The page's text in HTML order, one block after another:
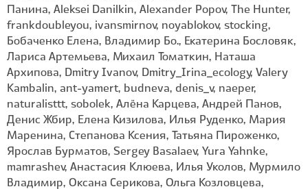
Панина, Aleksei Danilkin, Alexander Popov, The Hunter,
frankdoubleyou, ivansmirnov, noyablokov, stocking,
Бобаченко Елена, Владимир Бо., Екатерина Бословяк,
Лариса Артемьева, Михаил Томаткин, Наташа
Архипова, Dmitry Ivanov, Dmitry_Irina_ecology, Valery
Kambalin, ant-yamert, budneva, denis_v, naeper,
naturalisttt, sobolek, Алёна Карцева, Андрей Панов,
Денис Жбир, Елена Кизилова, Илья Руденко, Мария
Маренина, Степанова Ксения, Татьяна Пироженко,
Ярослав Бурматов, Sergey Basalaev, Yura Yahnke,
mamrashev, Анастасия Клюева, Илья Уколов, Мурмило
Владимир, Оксана Серикова, Ольга Козловцева,